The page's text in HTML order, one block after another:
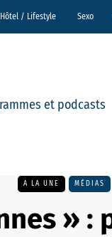
/ Lifestyle Sexo
et podcasts
A LA UNE MÉDIAS
»